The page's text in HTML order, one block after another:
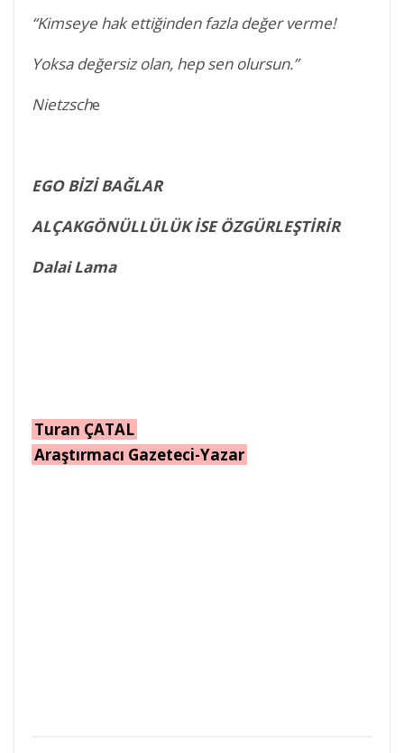
“Kimseye hak ettiğinden fazla değer verme!
Yoksa değersiz olan, hep sen olursun.”
Nietzsche
EGO BİZİ BAĞLAR
ALÇAKGÖNÜLLÜLÜK İSE ÖZGÜRLEŞTİRİR
Dalai Lama
Turan ÇATAL
Araştırmacı Gazeteci-Yazar